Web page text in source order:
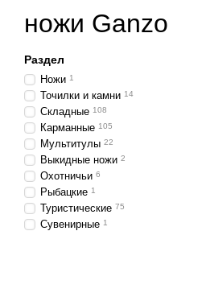
ножи Ganzo
Раздел
Ножи 1
Точилки и камни 14
Складные 108
Карманные 105
Мультитулы 22
Выкидные ножи 2
Охотничьи 6
Рыбацкие 1
Туристические 75
Сувенирные 1